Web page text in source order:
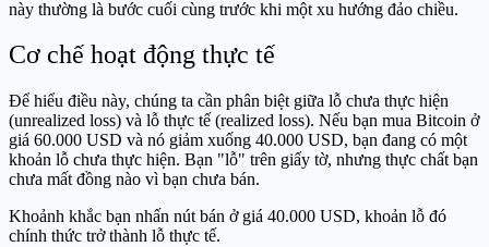
này thường là bước cuối cùng trước khi một xu hướng đảo chiều.
Cơ chế hoạt động thực tế
Để hiểu điều này, chúng ta cần phân biệt giữa lỗ chưa thực hiện
(unrealized loss) và lỗ thực tế (realized loss). Nếu bạn mua Bitcoin ở
giá 60.000 USD và nó giảm xuống 40.000 USD, bạn đang có một
khoản lỗ chưa thực hiện. Bạn "lỗ" trên giấy tờ, nhưng thực chất bạn
chưa mất đồng nào vì bạn chưa bán.
Khoảnh khắc bạn nhấn nút bán ở giá 40.000 USD, khoản lỗ đó
chính thức trở thành lỗ thực tế.